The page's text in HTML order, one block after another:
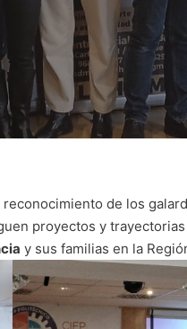
reconocimiento de los
proyectos y
y sus familias en la